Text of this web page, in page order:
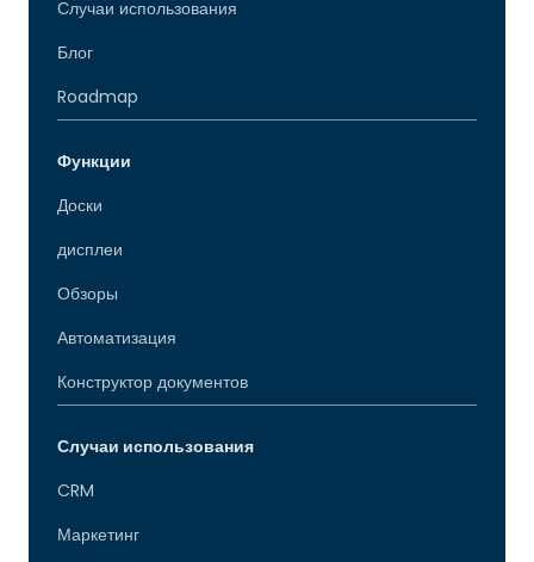
Случаи использования
Блог
Roadmap
Функции
Доски
дисплеи
Обзоры
Автоматизация
Конструктор документов
Случаи использования
CRM
Маркетинг